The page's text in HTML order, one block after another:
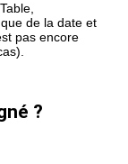
de la date et
pas encore
?